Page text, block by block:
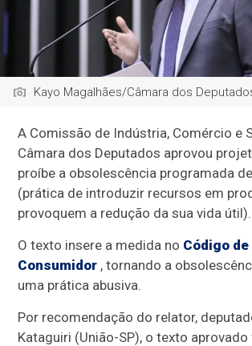
Kayo Magalhães/Câmara dos
A Comissão de Indústria, Comércio e
Câmara dos Deputados aprovou
proíbe a obsolescência programada
(prática de introduzir recursos em
provoquem a redução da sua vida útil).
O texto insere a medida no Código
Consumidor , tornando a
uma prática abusiva.
Por recomendação do relator,
Kataguiri (União-SP), o texto